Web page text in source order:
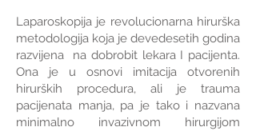
Laparoskopija je revolucionarna hirurška
metodologija koja je devedesetih godina
razvijena na dobrobit lekara I pacijenta.
Ona je u osnovi imitacija otvorenih
hirurških procedura, ali je trauma
pacijenata manja, pa je tako i nazvana
minimalno invazivnom hirurgijom